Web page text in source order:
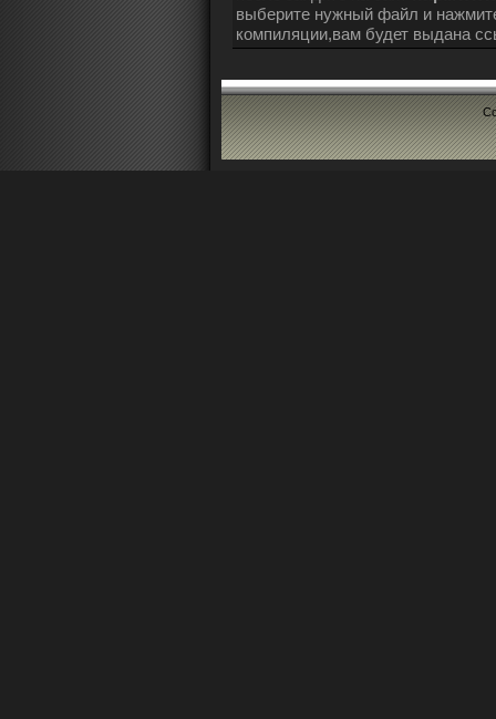
выберите нужный файл и
компиляции,вам будет выдана